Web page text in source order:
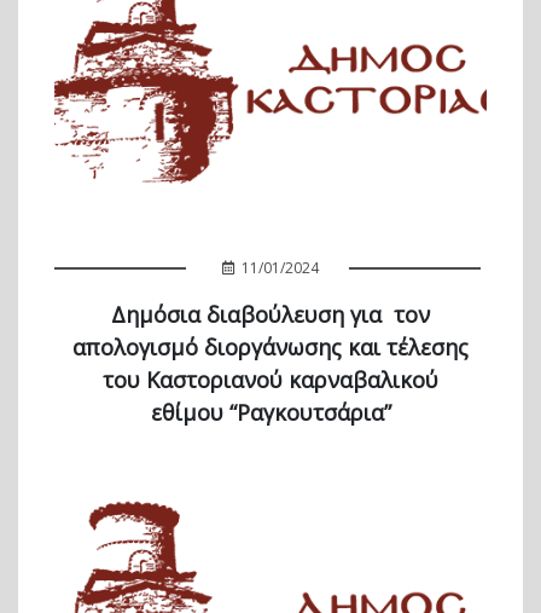
11/01/2024
Δημόσια διαβούλευση για τον
απολογισμό διοργάνωσης και τέλεσης
του Καστοριανού καρναβαλικού
εθίμου “Ραγκουτσάρια”